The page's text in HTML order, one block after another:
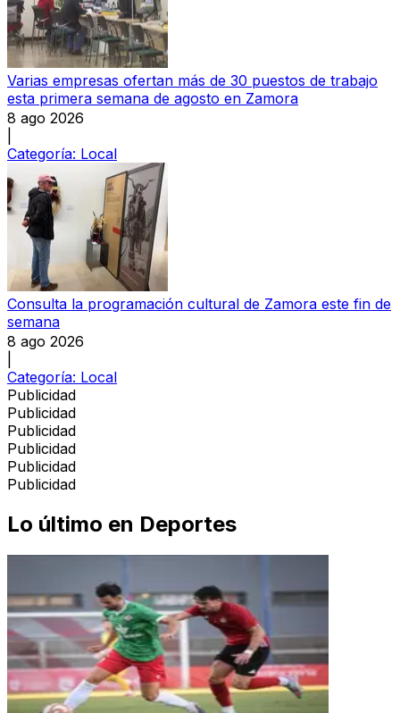
Varias empresas ofertan más de 30 puestos de trabajo
esta primera semana de agosto en Zamora
8 ago 2026
Categoría: Local
Consulta la programación cultural de Zamora este fin de
semana
8 ago 2026
Categoría: Local
Publicidad
Publicidad
Publicidad
Publicidad
Publicidad
Publicidad
Lo último en Deportes